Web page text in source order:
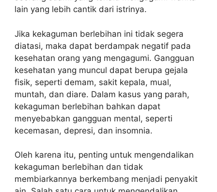
lain yang lebih cantik dari istrinya.
Jika kekaguman berlebihan ini tidak segera
diatasi, maka dapat berdampak negatif pada
kesehatan orang yang mengagumi. Gangguan
kesehatan yang muncul dapat berupa gejala
fisik, seperti demam, sakit kepala, mual,
muntah, dan diare. Dalam kasus yang parah,
kekaguman berlebihan bahkan dapat
menyebabkan gangguan mental, seperti
kecemasan, depresi, dan insomnia.
Oleh karena itu, penting untuk mengendalikan
kekaguman berlebihan dan tidak
membiarkannya berkembang menjadi penyakit